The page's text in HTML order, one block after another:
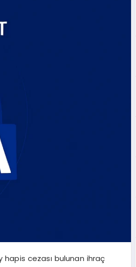
hapis cezası bulunan ihraç